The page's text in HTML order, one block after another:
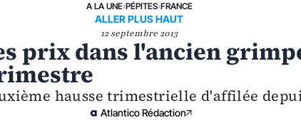
A LA UNE›PÉPITES›FRANCE
ALLER PLUS HAUT
12 septembre 2013
prix dans l'ancien
hausse trimestrielle d'affilée
Atlantico Rédaction